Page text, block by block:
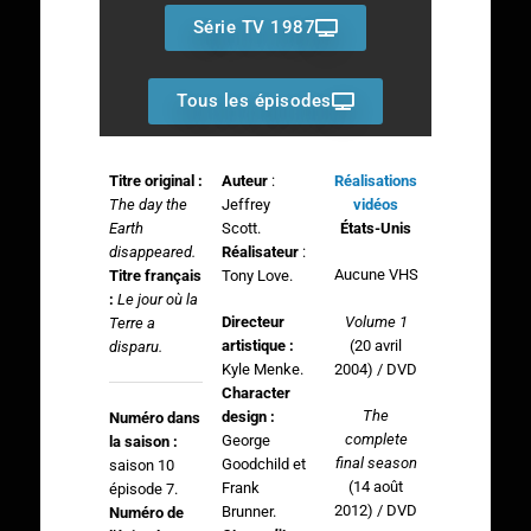
Série TV 1987
Tous les épisodes
Titre original :
The day the
Earth
disappeared.
Titre français
: Le jour où la
Terre a
disparu.
Numéro dans
la saison :
saison 10
épisode 7.
Numéro de
Auteur :
Jeffrey
Scott.
Réalisateur:
Tony Love.
Directeur
artistique :
Kyle Menke.
Character
design :
George
Goodchild et
Frank
Brunner.
Réalisations
vidéos
États-Unis
Aucune VHS
Volume 1
(20 avril
2004) / DVD
The
complete
final season
(14 août
2012) / DVD